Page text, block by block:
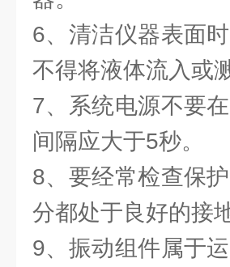
6、清洁仪器表面
不得将液体流入或
7、系统电源不要
间隔应大于5秒。
8、要经常检查保
分都处于良好的接
9、振动组件属于